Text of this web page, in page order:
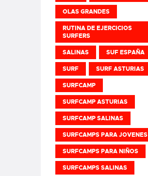
OLAS GRANDES
RUTINA DE EJERCICIOS
SURFERS
SALINAS SUF ESPAÑA
SURF SURF ASTURIAS
SURFCAMP
SURFCAMP ASTURIAS
SURFCAMP SALINAS
SURFCAMPS PARA JOVENES
SURFCAMPS PARA NIÑOS
SURFCAMPS SALINAS